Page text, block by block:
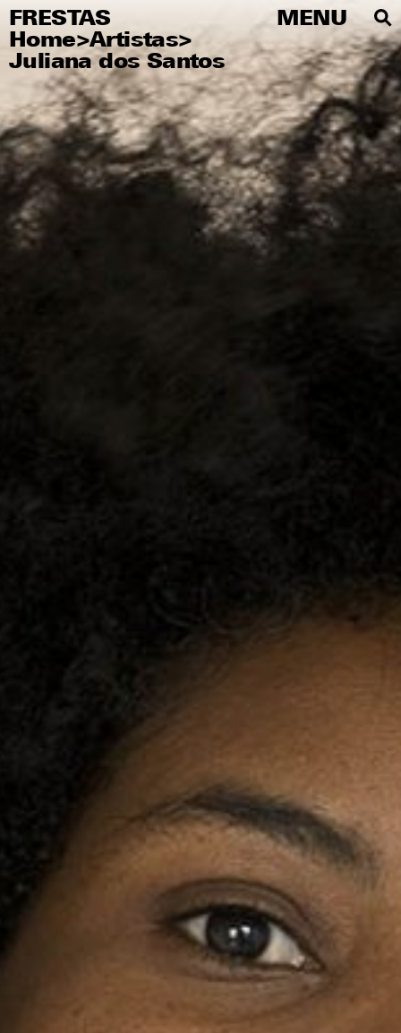
FRESTAS
Home>Artistas>
Juliana dos Santos
MENU
FRESTAS
MENU
PT
Sobre
Artistas
Editorial
Educativo
Publicações